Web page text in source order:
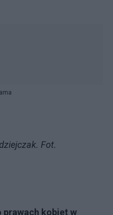
Fot.
prawach kobiet w